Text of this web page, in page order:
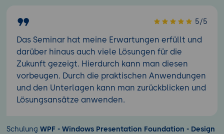
5/5
Das Seminar hat meine Erwartungen erfüllt und
darüber hinaus auch viele Lösungen für die
Zukunft gezeigt. Hierdurch kann man diesen
vorbeugen. Durch die praktischen Anwendungen
und den Unterlagen kann man zurückblicken und
Lösungsansätze anwenden.
Schulung WPF - Windows Presentation Foundation - Design